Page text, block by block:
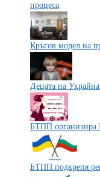
процеса
Кръгов модел на
Децата на
БТПП организира
БТПП подкрепя